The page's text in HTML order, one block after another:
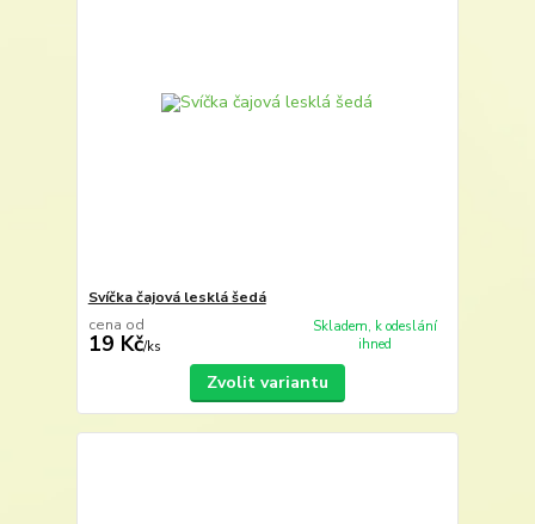
Svíčka čajová lesklá šedá
cena od
19 Kč/ks
Skladem, k odeslání
ihned
Zvolit variantu